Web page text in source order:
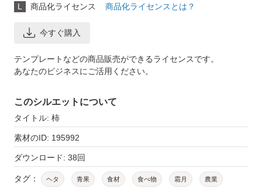
L 商品化ライセンス 商品化ライセンスとは？
今すぐ購入
テンプレートなどの商品販売ができるライセンスです。
あなたのビジネスにご活用ください。
このシルエットについて
タイトル: 柿
素材のID: 195992
ダウンロード: 38回
タグ： ヘタ 青果 食材 食べ物 霜月 農業